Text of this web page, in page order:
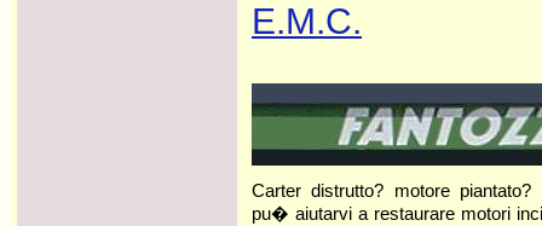
E.M.C.
Carter distrutto? motore
pu� aiutarvi a restaurare motori